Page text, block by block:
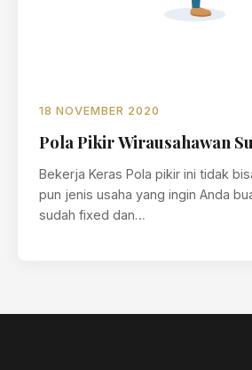
18 NOVEMBER 2020
Pola Pikir Wirausahawan
Bekerja Keras Pola pikir ini tidak
pun jenis usaha yang ingin Anda
sudah fixed dan…